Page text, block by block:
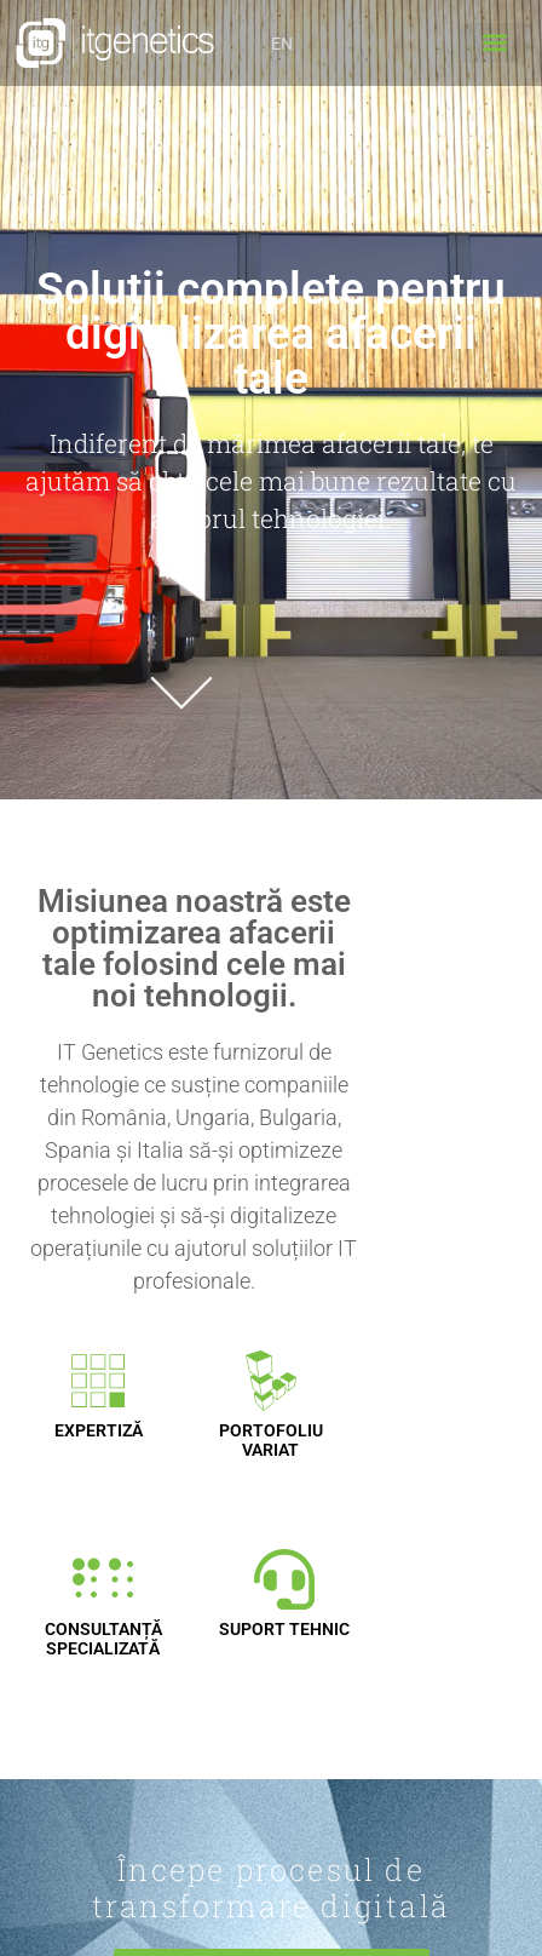
EN
Soluții complete pentru
digitalizarea afacerii
tale
Indiferent de mărimea afacerii tale, te
ajutăm să obții cele mai bune rezultate cu
ajutorul tehnologiei.
Misiunea noastră este
optimizarea afacerii
tale folosind cele mai
noi tehnologii.
IT Genetics este furnizorul de
tehnologie ce susține companiile
din România, Ungaria, Bulgaria,
Spania și Italia să-și optimizeze
procesele de lucru prin integrarea
tehnologiei și să-și digitalizeze
operațiunile cu ajutorul soluțiilor IT
profesionale.
EXPERTIZĂ
PORTOFOLIU
VARIAT
CONSULTANȚĂ
SPECIALIZATĂ
SUPORT TEHNIC
Începe procesul de
transformare digitală